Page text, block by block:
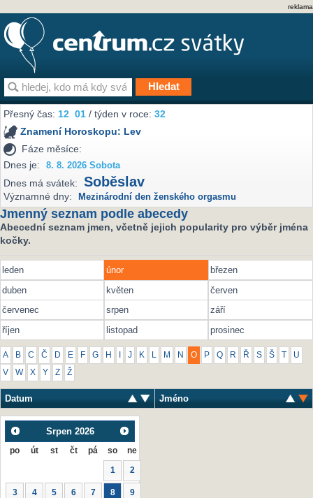
reklama
Přesný čas:12 01 / týden v roce:32
Znamení Horoskopu: Lev
Fáze měsíce:
Dnes je:
8. 8. 2026 Sobota
Dnes má svátek: Soběslav
Významné dny: Mezinárodní den ženského orgasmu
Jmenný seznam podle abecedy
Abecední seznam jmen, včetně jejich popularity pro výběr jména
kočky.
leden únor
březen
duben
květen
červen
červenec
srpen
září
říjen
listopad prosinec
A B C Č D E F G H J K L M N O P Q R Ř S Š U
V W X Y Z Ž
Datum Jméno
Srpen 2026
po út st čt pá so ne
1 2
3 4 5 6 7 8 9